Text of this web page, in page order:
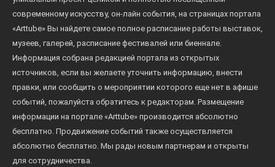
современному искусству, он-лайн события, на страницах портала
«Arttube» Вы найдете самое полное расписание работы выставок,
музеев, галерей, расписание фестивалей или биеннале.
Информация собрана редакцией портала из открытых
источников, если вы желаете уточнить информацию, внести
правки, или сообщить о мероприятии которого еще нет в афише
событий, пожалуйста обратитесь к редакторам. Размещение
информации на портале «Arttube» производится абсолютно
бесплатно. Продвижение событий также осуществляется
абсолютно бесплатно. Мы рады новым партнерам и открыты
для сотрудничества.